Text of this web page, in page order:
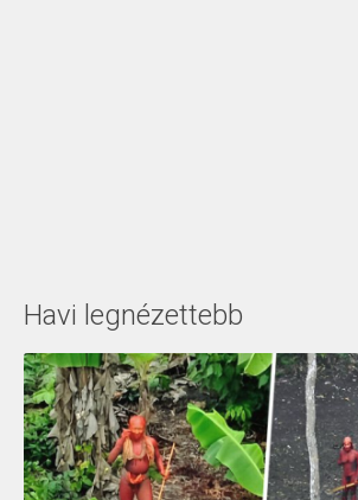
Havi legnézettebb